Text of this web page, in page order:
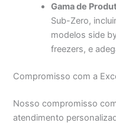
Gama de
Sub-Zero,
modelos side
freezers, e
Compromisso com a
Nosso compromisso
atendimento